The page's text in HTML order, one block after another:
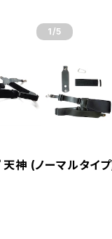
1 /5
天神 (ノーマルタイ